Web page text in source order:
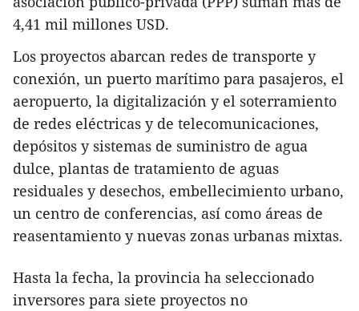
4,41 mil millones USD.
Los proyectos abarcan redes de transporte y
conexión, un puerto marítimo para pasajeros, el
aeropuerto, la digitalización y el soterramiento
de redes eléctricas y de telecomunicaciones,
depósitos y sistemas de suministro de agua
dulce, plantas de tratamiento de aguas
residuales y desechos, embellecimiento urbano,
un centro de conferencias, así como áreas de
reasentamiento y nuevas zonas urbanas mixtas.
Hasta la fecha, la provincia ha seleccionado
inversores para siete proyectos no